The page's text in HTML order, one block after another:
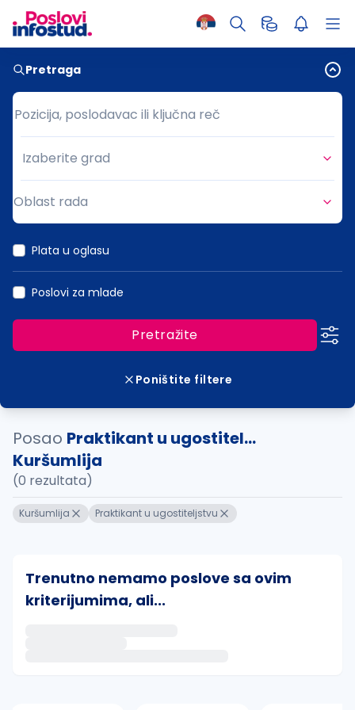
Pretraga
Pozicija, poslodavac ili ključna reč
Pozicija, poslodavac ili ključna reč
Grad
Izaberite grad
Oblast rada
Plata u oglasu
Poslovi za mlade
Pretražite
Poništite filtere
Posao Praktikant u ugostitel...
Kuršumlija
(0 rezultata)
Kuršumlija Praktikant u ugostiteljstvu
Trenutno nemamo poslove sa ovim
kriterijumima, ali...